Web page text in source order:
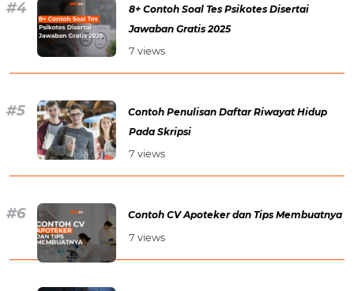
8+ Contoh Soal Tes Psikotes Disertai
Jawaban Gratis 2025
7 views
Contoh Penulisan Daftar Riwayat Hidup
Pada Skripsi
7 views
Contoh CV Apoteker dan Tips Membuatnya
7 views